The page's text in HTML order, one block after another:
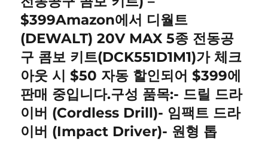
$399Amazon에서 디월트
(DEWALT) 20V MAX 5종 전동공
구 콤보 키트(DCK551D1M1)가 체크
아웃 시 $50 자동 할인되어 $399에
판매 중입니다.구성 품목:- 드릴 드라
이버 (Cordless Drill)- 임팩트 드라
이버 (Impact Driver)- 원형 톱